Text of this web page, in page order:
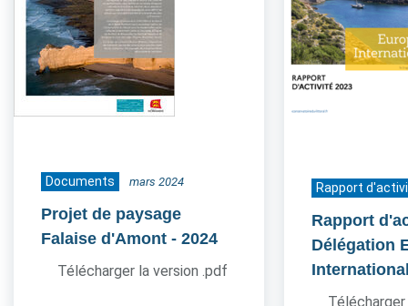
Documents mars 2024
Projet de paysage
Falaise d'Amont - 2024
Télécharger la version .pdf
Rapport
Rapport
Délégation